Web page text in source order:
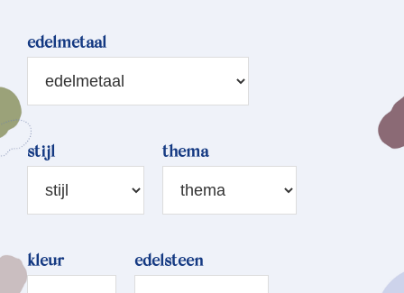
edelmetaal
stijl thema
kleur edelsteen